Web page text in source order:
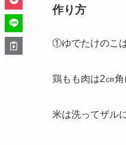
作り方
①ゆでたけのこ
鶏もも肉は2㎝
米は洗ってザル